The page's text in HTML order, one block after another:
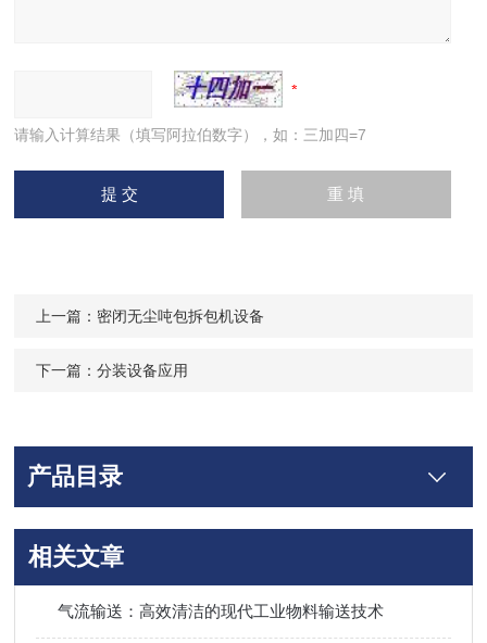
请输入计算结果（填写阿拉伯数字），如：三加四=7
上一篇： 密闭无尘吨包拆包机设备
下一篇：分装设备应用
产品目录
相关文章
气流输送：高效清洁的现代工业物料输送技术